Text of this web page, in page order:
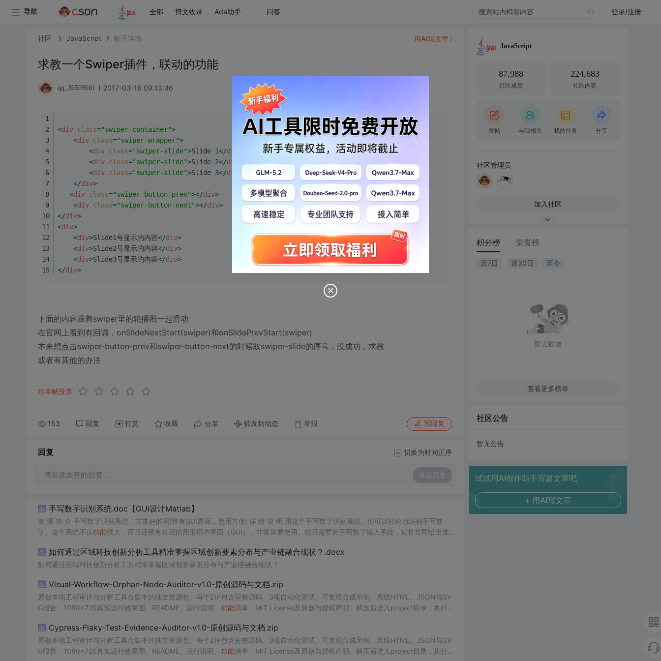
导航 全部 博文收录 Ada助手 问答 登录/注册
社区 JavaScript 帖子详情
求教一个Swiper插件，联动的功能
qq_36509661 2017-03-16 09:13:46
<div class="swiper-container">
<div class="swiper-wrapper">
<div class="swiper-slide">Slide 1</div
<div class="swiper-slide">Slide 2</div
<div class="swiper-slide">Slide 3</div
</div>
<div class="swiper-button-prev"></div>
<div class="swiper-button-next"></div>
</div>
<div>
<div>Slide1号显示的内容</div>
<div>Slide2号显示的内容</div>
<div>Slide3号显示的内容</div>
</div>
下面的内容跟着swiper里的轮播图一起滑动
在官网上看到有回调，onSlideNextStart(swiper)和onSlidePrevStart(swiper)
本来想点击swiper-button-prev和swiper-button-next的时候取swiper-slide的序号，没成功，求教
或者有其他的办法
给本帖投票
153 回复 打赏 收藏 分享 转发到动态 举报 写回复
用AI写文章
回复 切换为时间正序
请发表友善的回复… 发表回复
手写数字识别系统.doc【GUI设计Matlab】
资 源 简 介 手写数字识别系统，非常好的啊!带有GUI界面，使用方便! 详 情 说 明 用这个手写数字识别系统，你可以轻松地识别手写数
字。这个系统不仅功能强大，而且还带有直观的图形用户界面（GUI），非常容易使用。你只需要将手写数字输入系统，它将立即给出准确
便和实用的工具，你一定会喜欢它的！
如何通过区域科技创新分析工具精准掌握区域创新要素分布与产业链融合现状？.docx
如何通过区域科技创新分析工具精准掌握区域创新要素分布与产业链融合现状？
Visual-Workflow-Orphan-Node-Auditor-v1.0-原创源码与文档.zip
原创本地工程审计与分析工具合集中的独立资源包。每个ZIP包含完整源码、3项自动化测试、可复现合成示例、离线HTML、JSON与SV
G报告、1080×720真实运行效果图、README、运行说明、 功能清单、MIT License及原创与授权声明。解压后进入project目录，执行np
源码、Logo、官方截图、论文、生产日志或其他受限素材。适合前端开发、AI应用工程、测试审计和课程实践。
Cypress-Flaky-Test-Evidence-Auditor-v1.0-原创源码与文档.zip
原创本地工程审计与分析工具合集中的独立资源包。每个ZIP包含完整源码、3项自动化测试、可复现合成示例、离线HTML、JSON与SV
G报告、1080×720真实运行效果图、README、运行说明、 功能清单、MIT License及原创与授权声明。解压后进入project目录，执行np
JavaScript
87,988
社区成员
224,683
社区内容
发帖 与我相关 我的任务 分享
社区管理员
加入社区
积分榜 荣誉榜
近7日 近30日 至今
暂无数据
查看更多榜单
社区公告
暂无公告
试试用AI创作助手写篇文章吧
+ 用AI写文章